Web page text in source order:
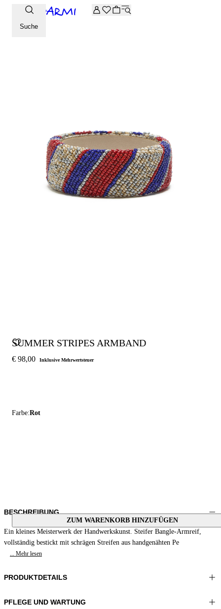
Zusätzliche -20 % Rabatt auf die Archive-Auswahl. Geben Sie
Suche
SUMMER STRIPES ARMBAND
€ 98,00 Inklusive Mehrwertsteuer
Farbe:Rot
ZUM WARENKORB HINZUFÜGEN
BESCHREIBUNG
Ein kleines Meisterwerk der Handwerkskunst. Steifer Bangle-Armreif,
vollständig bestickt mit schrägen Streifen aus handgenähten Pe
... Mehr lesen
PRODUKTDETAILS
Material:STICKEREI 100%GLASPERLEN FUTTER 1
PFLEGE UND WARTUNG